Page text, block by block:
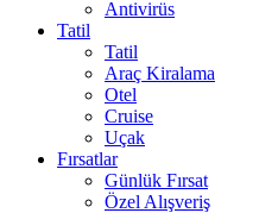
Antivirüs
Tatil
Tatil
Araç Kiralama
Otel
Cruise
Uçak
Fırsatlar
Günlük Fırsat
Özel Alışveriş